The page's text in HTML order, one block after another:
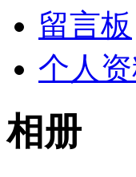
留言板
个人
相册